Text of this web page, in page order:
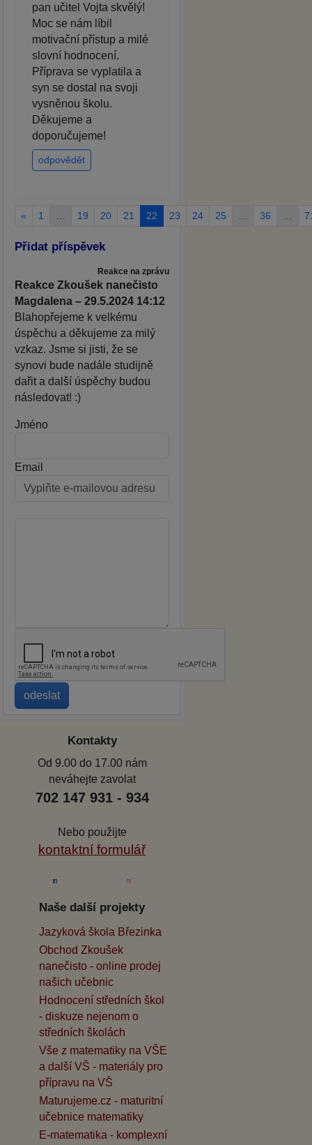
pan učitel Vojta skvělý!
Moc se nám líbil
motivační přístup a milé
slovní hodnocení.
Příprava se vyplatila a
syn se dostal na svoji
vysněnou školu.
Děkujeme a
doporučujeme!
odpovědět
« 1 19 20 21 22 23 24 25 36
Přidat příspěvek
Reakce na zprávu
Reakce Zkoušek nanečisto
Magdalena – 29.5.2024 14:12
Blahopřejeme k velkému
úspěchu a děkujeme za milý
vzkaz. Jsme si jisti, že se
synovi bude nadále studijně
dařit a další úspěchy budou
následovat! :)
Jméno
Email
Kontakty
Od 9.00 do 17.00 nám
neváhejte zavolat
702 147 931 - 934
Nebo použijte
kontaktní formulář
Naše další projekty
Jazyková škola Březinka
Obchod Zkoušek
nanečisto - online prodej
našich učebnic
Hodnocení středních škol
- diskuze nejenom o
středních školách
Vše z matematiky na VŠE
a další VŠ - materiály pro
přípravu na VŠ
Maturujeme.cz - maturitní
učebnice matematiky
E-matematika - komplexní